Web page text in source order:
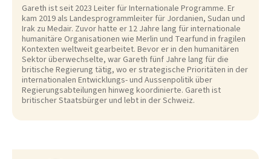
Gareth ist seit 2023 Leiter für Internationale Programme. Er
kam 2019 als Landesprogrammleiter für Jordanien, Sudan und
Irak zu Medair. Zuvor hatte er 12 Jahre lang für internationale
humanitäre Organisationen wie Merlin und Tearfund in fragilen
Kontexten weltweit gearbeitet. Bevor er in den humanitären
Sektor überwechselte, war Gareth fünf Jahre lang für die
britische Regierung tätig, wo er strategische Prioritäten in der
internationalen Entwicklungs- und Aussenpolitik über
Regierungsabteilungen hinweg koordinierte. Gareth ist
britischer Staatsbürger und lebt in der Schweiz.